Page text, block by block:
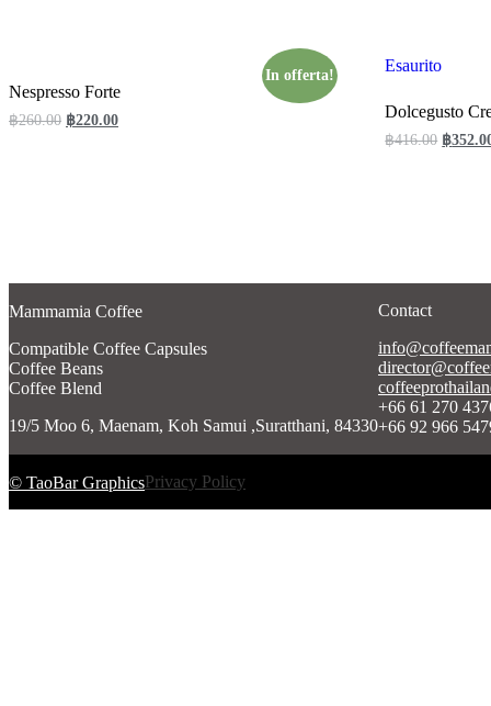
In offerta!
Nespresso Forte
฿260.00 ฿220.00
Esaurito
Dolcegusto
฿416.00 ฿
Mammamia Coffee
Compatible Coffee Capsules
Coffee Beans
Coffee Blend
19/5 Moo 6, Maenam, Koh Samui ,Suratthani, 84330
Contact
+66 61 270
+66 92 966
© TaoBar GraphicsPrivacy Policy